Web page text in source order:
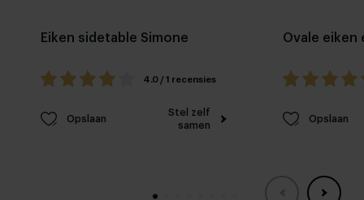
Eiken sidetable Simone
4.0 / 1 recensies
Opslaan
Stel zelf
samen
Ovale eiken
Opslaan